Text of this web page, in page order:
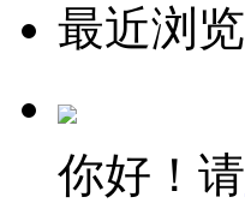
最近浏览
你好！请